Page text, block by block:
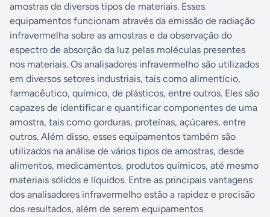
amostras de diversos tipos de materiais. Esses
equipamentos funcionam através da emissão de radiação
infravermelha sobre as amostras e da observação do
espectro de absorção da luz pelas moléculas presentes
nos materiais. Os analisadores infravermelho são utilizados
em diversos setores industriais, tais como alimentício,
farmacêutico, químico, de plásticos, entre outros. Eles são
capazes de identificar e quantificar componentes de uma
amostra, tais como gorduras, proteínas, açúcares, entre
outros. Além disso, esses equipamentos também são
utilizados na análise de vários tipos de amostras, desde
alimentos, medicamentos, produtos químicos, até mesmo
materiais sólidos e líquidos. Entre as principais vantagens
dos analisadores infravermelho estão a rapidez e precisão
dos resultados, além de serem equipamentos